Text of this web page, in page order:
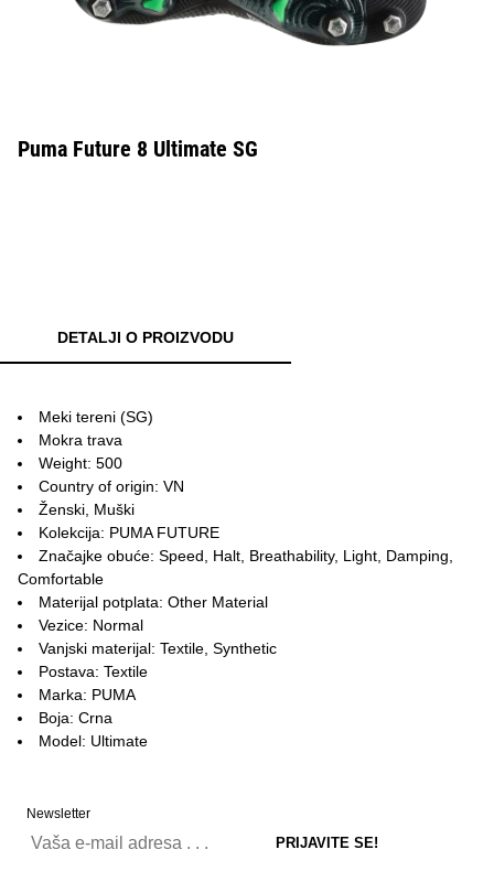
Puma Future 8 Ultimate SG
DETALJI O PROIZVODU
Meki tereni (SG)
Mokra trava
Weight: 500
Country of origin: VN
Ženski, Muški
Kolekcija: PUMA FUTURE
Značajke obuće: Speed, Halt, Breathability, Light, Damping,
Comfortable
Materijal potplata: Other Material
Vezice: Normal
Vanjski materijal: Textile, Synthetic
Postava: Textile
Marka: PUMA
Boja: Crna
Model: Ultimate
Newsletter